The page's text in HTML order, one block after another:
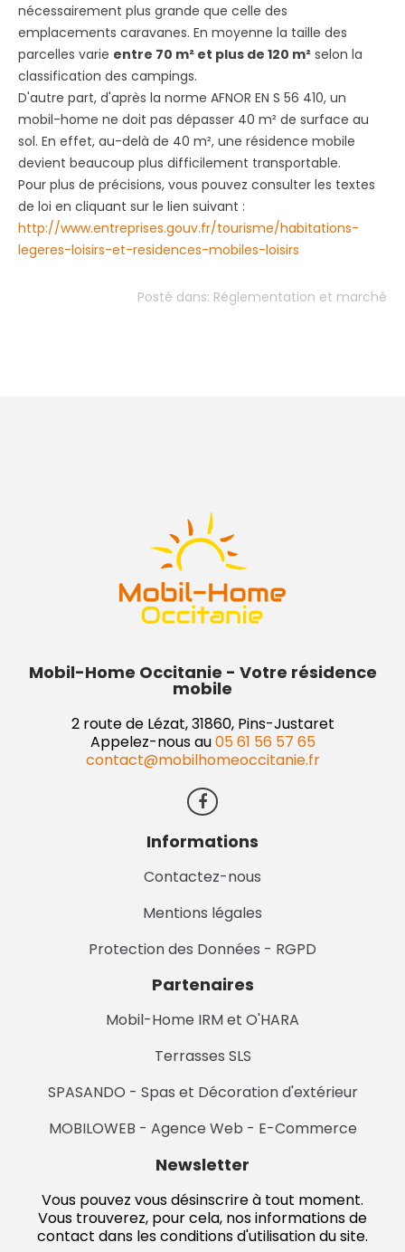
nécessairement plus grande que celle des
emplacements caravanes. En moyenne la taille des
parcelles varie entre 70 m² et plus de 120 m² selon la
classification des campings.
D'autre part, d'après la norme AFNOR EN S 56 410, un
mobil-home ne doit pas dépasser 40 m² de surface au
sol. En effet, au-delà de 40 m², une résidence mobile
devient beaucoup plus difficilement transportable.
Pour plus de précisions, vous pouvez consulter les textes
de loi en cliquant sur le lien suivant :
http://www.entreprises.gouv.fr/tourisme/habitations-
legeres-loisirs-et-residences-mobiles-loisirs
Posté dans: Réglementation et marché
Mobil-Home Occitanie - Votre résidence
mobile
2 route de Lézat, 31860, Pins-Justaret
Appelez-nous au05 61 56 57 65
contact@mobilhomeoccitanie.fr
Informations
Contactez-nous
Mentions légales
Protection des Données - RGPD
Partenaires
Mobil-Home IRM et O'HARA
Terrasses SLS
SPASANDO - Spas et Décoration d'extérieur
MOBILOWEB - Agence Web - E-Commerce
Newsletter
Vous pouvez vous désinscrire à tout moment.
Vous trouverez, pour cela, nos informations de
contact dans les conditions d'utilisation du site.